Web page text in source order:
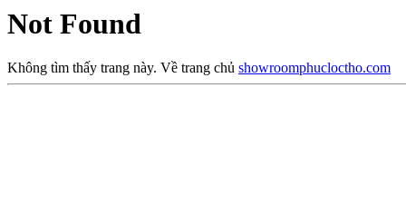
Not Found
Không tìm thấy trang này. Về trang chủ showroomphucloctho.com